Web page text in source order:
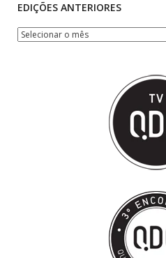
EDIÇÕES ANTERIORES